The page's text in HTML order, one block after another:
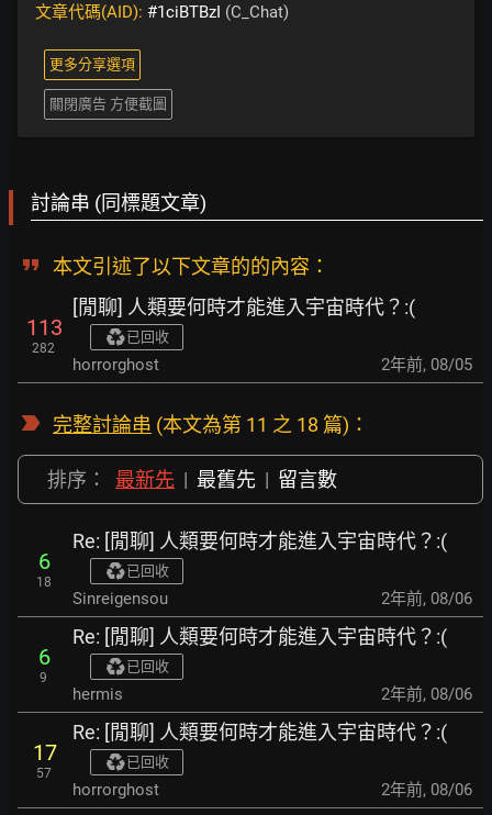
文章代碼(AID): #1ciBTBzI (C_Chat)
更多分享選項
關閉廣告 方便截圖
討論串 (同標題文章)
本文引述了以下文章的的內容：
113
282
[閒聊] 人類要何時才能進入宇宙時代？:(
已回收
horrorghost 2年前, 08/05
完整討論串 (本文為第 11 之 18 篇)：
排序： 最新先 | 最舊先 | 留言數
6
18
Re: [閒聊] 人類要何時才能進入宇宙時代？:(
已回收
Sinreigensou 2年前, 08/06
6
9
Re: [閒聊] 人類要何時才能進入宇宙時代？:(
已回收
hermis 2年前, 08/06
17
57
Re: [閒聊] 人類要何時才能進入宇宙時代？:(
已回收
horrorghost 2年前, 08/06